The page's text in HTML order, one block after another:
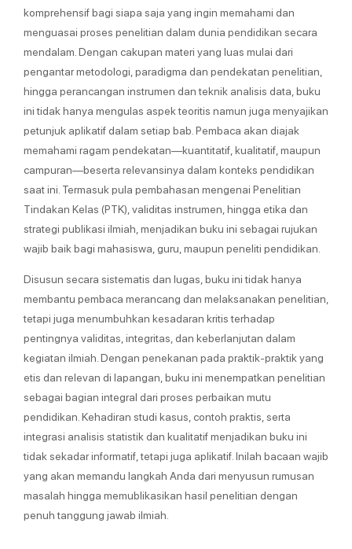
komprehensif bagi siapa saja yang ingin memahami dan
menguasai proses penelitian dalam dunia pendidikan secara
mendalam. Dengan cakupan materi yang luas mulai dari
pengantar metodologi, paradigma dan pendekatan penelitian,
hingga perancangan instrumen dan teknik analisis data, buku
ini tidak hanya mengulas aspek teoritis namun juga menyajikan
petunjuk aplikatif dalam setiap bab. Pembaca akan diajak
memahami ragam pendekatan—kuantitatif, kualitatif, maupun
campuran—beserta relevansinya dalam konteks pendidikan
saat ini. Termasuk pula pembahasan mengenai Penelitian
Tindakan Kelas (PTK), validitas instrumen, hingga etika dan
strategi publikasi ilmiah, menjadikan buku ini sebagai rujukan
wajib baik bagi mahasiswa, guru, maupun peneliti pendidikan.
Disusun secara sistematis dan lugas, buku ini tidak hanya
membantu pembaca merancang dan melaksanakan penelitian,
tetapi juga menumbuhkan kesadaran kritis terhadap
pentingnya validitas, integritas, dan keberlanjutan dalam
kegiatan ilmiah. Dengan penekanan pada praktik-praktik yang
etis dan relevan di lapangan, buku ini menempatkan penelitian
sebagai bagian integral dari proses perbaikan mutu
pendidikan. Kehadiran studi kasus, contoh praktis, serta
integrasi analisis statistik dan kualitatif menjadikan buku ini
tidak sekadar informatif, tetapi juga aplikatif. Inilah bacaan wajib
yang akan memandu langkah Anda dari menyusun rumusan
masalah hingga memublikasikan hasil penelitian dengan
penuh tanggung jawab ilmiah.